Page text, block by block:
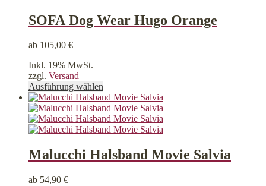
Optionen
können
SOFA Dog Wear Hugo Orange
ab 105,00 €
Inkl. 19% MwSt.
zzgl. Versand
Ausführung wählen
Produkt
weist
mehrere
Varianten
Die
Optionen
Malucchi Halsband Movie Salvia
ab 54,90 €